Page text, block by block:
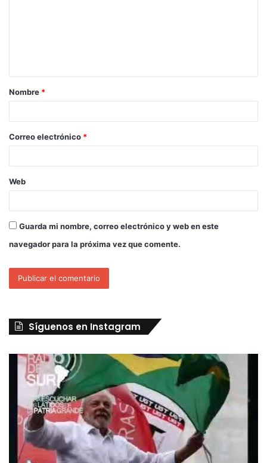
Nombre *
Correo electrónico *
Web
Guarda mi nombre, correo electrónico y web en este
navegador para la próxima vez que comente.
Síguenos en Instagram